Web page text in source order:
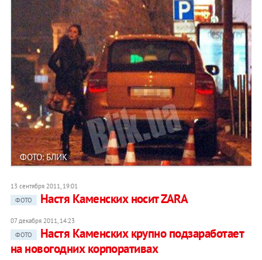
ФОТО: БЛИК
13 сентября 2011, 19:01
ФОТО
Настя Каменских носит ZARA
07 декабря 2011, 14:23
ФОТО
Настя Каменских крупно подзаработает
на новогодних корпоративах